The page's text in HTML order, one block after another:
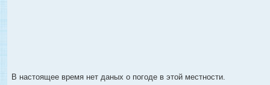
В настоящее время нет даных о погоде в этой местности.